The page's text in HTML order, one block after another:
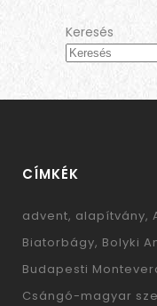
Keresés
CÍMKÉK
advent alapítvány
Biatorbágy Bolyki
Budapesti
Csángó-magyar